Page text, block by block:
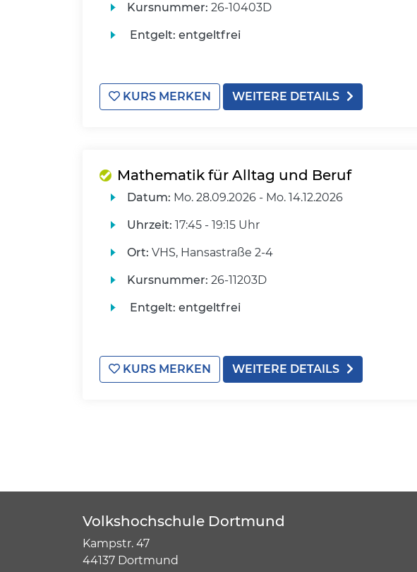
Kursnummer: 26-10403D
Entgelt: entgeltfrei
KURS MERKEN WEITERE DETAILS
Mathematik für Alltag und Beruf
Datum: Mo. 28.09.2026 - Mo. 14.12.2026
Uhrzeit: 17:45 - 19:15 Uhr
Ort: VHS, Hansastraße 2-4
Kursnummer: 26-11203D
Entgelt: entgeltfrei
KURS MERKEN WEITERE DETAILS
Volkshochschule Dortmund
Kampstr. 47
44137 Dortmund